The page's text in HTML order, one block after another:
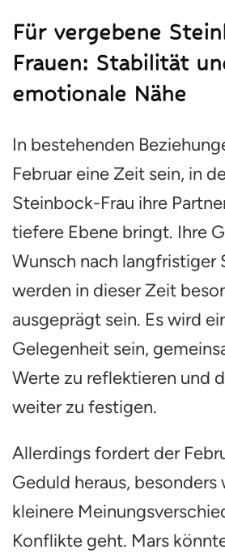
Für vergebene
Frauen: Stabilität
emotionale Nähe
In bestehenden
Februar eine Zeit sein, in
Steinbock-Frau ihre
tiefere Ebene bringt. Ihre
Wunsch nach langfristiger
werden in dieser Zeit
ausgeprägt sein. Es wird
Gelegenheit sein,
Werte zu reflektieren und
weiter zu festigen.
Allerdings fordert der
Geduld heraus, besonders
kleinere
Konflikte geht. Mars